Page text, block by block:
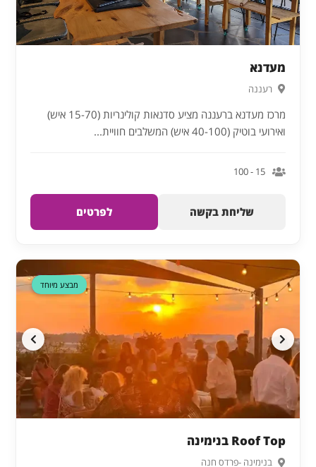
מעדנא
רעננה
מרכז מעדנא ברעננה מציע סדנאות קולינריות (15-70 איש)
ואירועי בוטיק (40-100 איש) המשלבים חוויית...
15 - 100
שליחת בקשה לפרטים
דקה 90
מבצע מיוחד
Roof Top בנימינה
בנימינה -פרדס חנה